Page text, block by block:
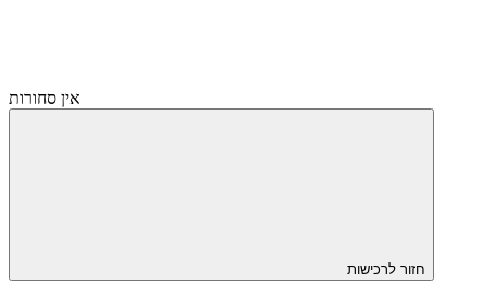
אין סחורות
חזור לרכישות